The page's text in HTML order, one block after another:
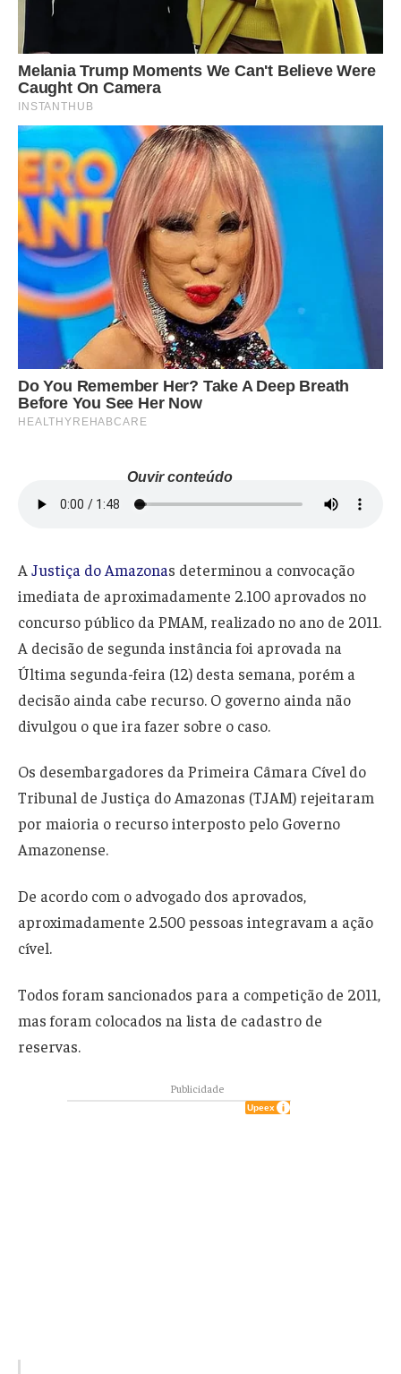
Ouvir conteúdo
A Justiça do Amazonas determinou a convocação
imediata de aproximadamente 2.100 aprovados no
concurso público da PMAM, realizado no ano de 2011.
A decisão de segunda instância foi aprovada na
Última segunda-feira (12) desta semana,porém a
decisão ainda cabe recurso. O governo ainda não
divulgou o que ira fazer sobre o caso.
Os desembargadores da Primeira Câmara Cível do
Tribunal de Justiça doAmazonas (TJAM) rejeitaram
por maioria o recursointerpostopelo Governo
Amazonense.
De acordo com o advogado dos aprovados,
aproximadamente 2.500 pessoas integravam a ação
cível.
Todos foram sancionados para a competição de 2011,
mas foram colocados na lista de cadastro de
reservas.
Publicidade